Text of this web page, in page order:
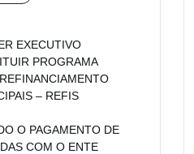
EXECUTIVO
PROGRAMA
– REFIS
O PAGAMENTO DE
COM O ENTE